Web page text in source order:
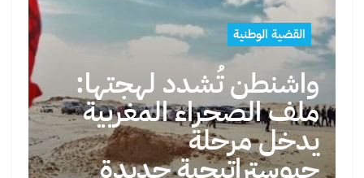
القضية الوطنية
واشنطن تُشدد لهجتها:
ملف الصحراء المغربية
يدخل مرحلة
جيوستراتيجية جديدة